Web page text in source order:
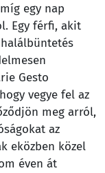
egy nap
Egy férfi, akit
Gesto
vegye fel az
meg arról,
az
eközben közel
éven át